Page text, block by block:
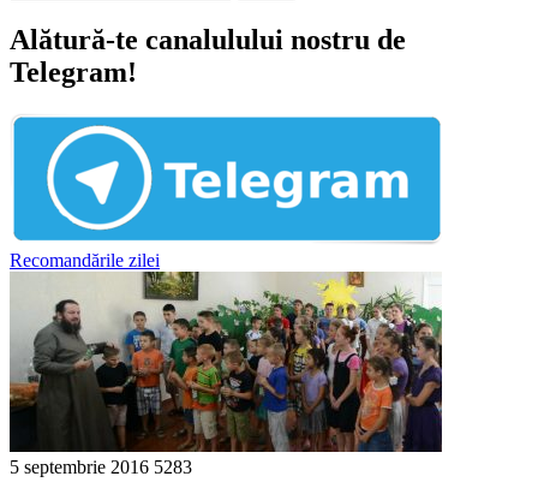
Alătură-te canalulului nostru de
Telegram!
Recomandările zilei
5 septembrie 2016 5283